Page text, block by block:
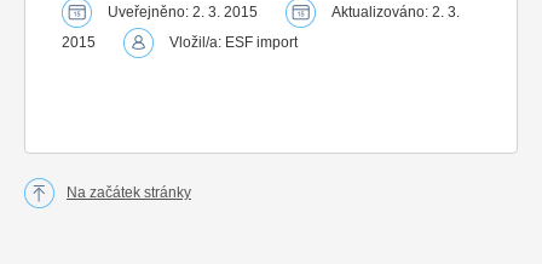
Uveřejněno: 2. 3. 2015
Aktualizováno: 2. 3.
2015
Vložil/a: ESF import
Na začátek stránky